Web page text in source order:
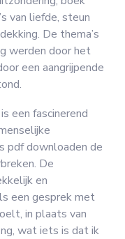
van liefde, steun
De thema’s
werden door het
een aangrijpende
een fascinerend
pdf downloaden de
De
en
een gesprek met
in plaats van
wat iets is dat ik